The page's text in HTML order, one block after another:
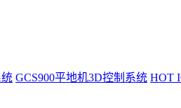
GCS900平地机3D控制系统 HOT